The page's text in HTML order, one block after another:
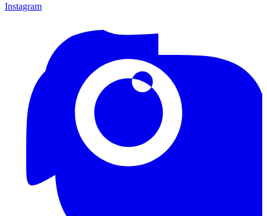
Instagram